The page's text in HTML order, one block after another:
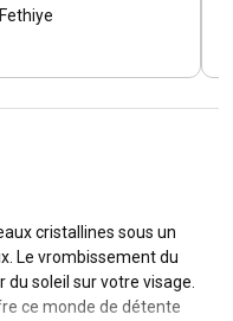
Fethiye
cristallines sous un
Le vrombissement du
du soleil sur votre visage.
ce monde de détente